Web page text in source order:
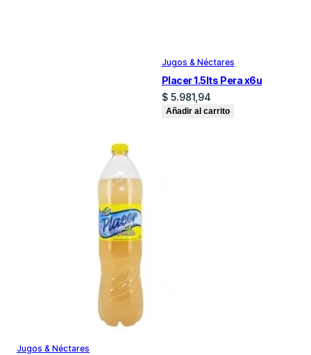
Jugos & Néctares
Placer 1.5lts Pera x6u
$5.981,94
Añadir al carrito
Jugos & Néctares